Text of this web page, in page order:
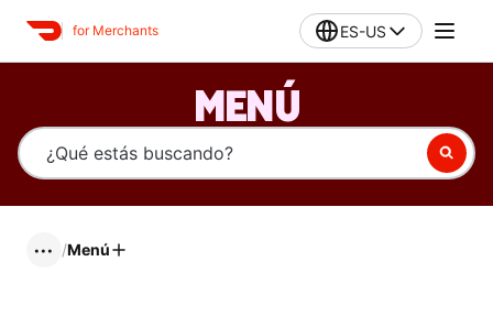
for Merchants ES-US
MENÚ
••• /Menú